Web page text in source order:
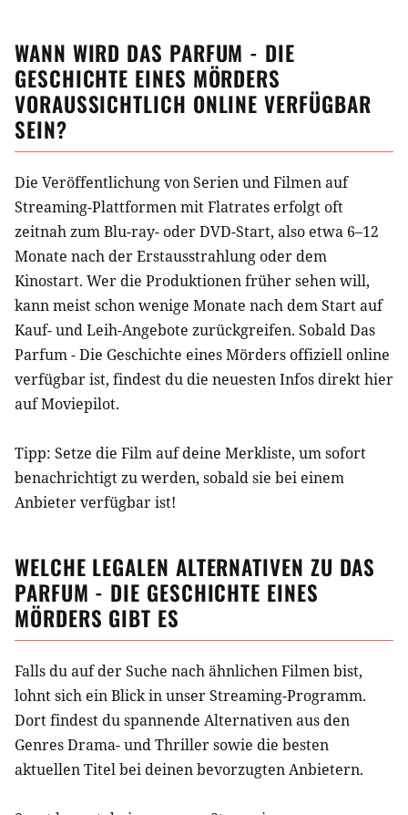
WANN WIRD DAS PARFUM - DIE
GESCHICHTE EINES MÖRDERS
VORAUSSICHTLICH ONLINE VERFÜGBAR
SEIN?
Die Veröffentlichung von Serien und Filmen auf
Streaming-Plattformen mit Flatrates erfolgt oft
zeitnah zum Blu-ray- oder DVD-Start, also etwa 6–12
Monate nach der Erstausstrahlung oder dem
Kinostart. Wer die Produktionen früher sehen will,
kann meist schon wenige Monate nach dem Start auf
Kauf- und Leih-Angebote zurückgreifen. SobaldDas
Parfum - Die Geschichte eines Mörders offiziell online
verfügbar ist, findest du die neuesten Infos direkt hier
auf Moviepilot.
Tipp: Setze die Filmauf deine Merkliste, um sofort
benachrichtigt zu werden, sobald sie bei einem
Anbieter verfügbar ist!
WELCHE LEGALEN ALTERNATIVEN ZU DAS
PARFUM - DIE GESCHICHTE EINES
MÖRDERS GIBT ES
Falls du auf der Suche nach ähnlichenFilmenbist,
lohnt sich ein Blick in unser Streaming-Programm.
Dort findest du spannende Alternativen aus den
Genres Drama- und Thrillersowie die besten
aktuellen Titel bei deinen bevorzugten Anbietern.